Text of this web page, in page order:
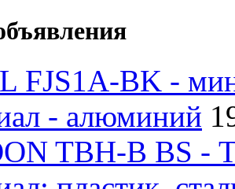
FJS1A-BK -
- алюминий
TBH-B BS -